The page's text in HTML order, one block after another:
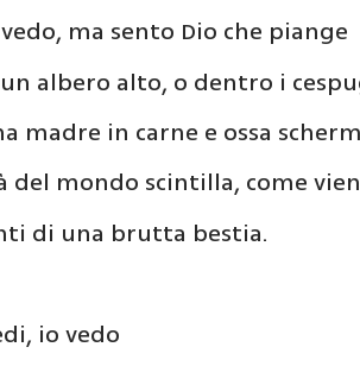
ma sento Dio che piange
albero alto, o dentro i
madre in carne e ossa
del mondo scintilla, come
di una brutta bestia.
io vedo